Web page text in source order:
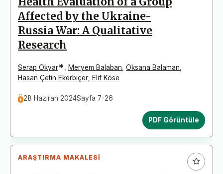
Affected by the Ukraine-
Russia War: A Qualitative
Research
Serap Okyar* Meryem Balaban Oksana Balaman
Hasan Çetin Ekerbiçer
Elif Köse
28 Haziran 2024Sayfa 7-26
PDF Görüntüle
ARAŞTIRMA MAKALESI